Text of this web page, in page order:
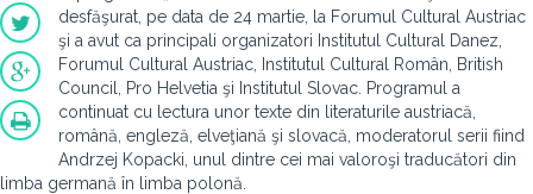
desfăşurat, pe data de 24 martie, la Forumul Cultural Austriac
şi a avut ca principali organizatori Institutul Cultural Danez,
Forumul Cultural Austriac, Institutul Cultural Român, British
Council, Pro Helvetia şi Institutul Slovac. Programul a
continuat cu lectura unor texte din literaturile austriacă,
română, engleză, elveţiană şi slovacă, moderatorul serii fiind
Andrzej Kopacki, unul dintre cei mai valoroşi traducători din
limba germană în limba polonă.